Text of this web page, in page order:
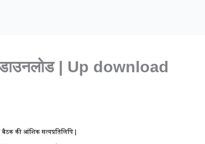
डाउनलोड | Up download